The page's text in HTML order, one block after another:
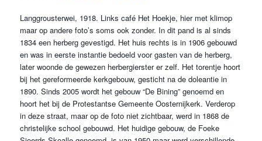
Langgrousterwei, 1918. Links café Het Hoekje, hier met klimop
maar op andere foto’s soms ook zonder. In dit pand is al sinds
1834 een herberg gevestigd. Het huis rechts is in 1906 gebouwd
en was in eerste instantie bedoeld voor gasten van de herberg,
later woonde de gewezen herbergierster er zelf. Het torentje hoort
bij het gereformeerde kerkgebouw, gesticht na de doleantie in
1890. Sinds2005 wordt het gebouw “De Bining” genoemd en
hoort het bij de Protestantse Gemeente Oosternijkerk. Verderop
in deze straat, maar op de foto niet zichtbaar, werd in 1868 de
christelijke school gebouwd. Het huidige gebouw, de Foeke